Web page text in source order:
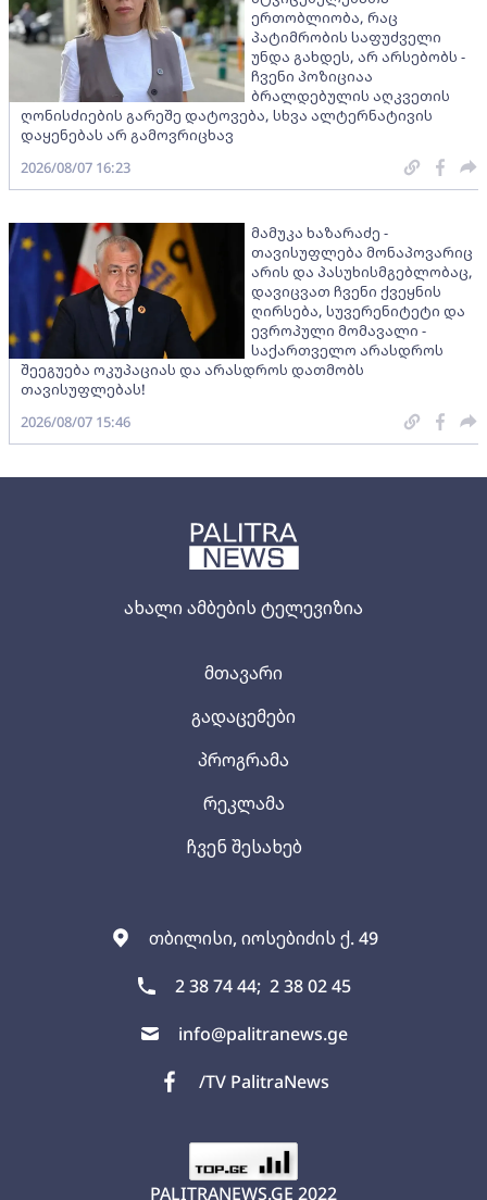
ახალი ამბების ტელევიზია
თბილისი, იოსებიძის ქ. 49
2 38 74 44; 2 38 02 45
info@palitranews.ge
/TV PalitraNews
მთავარი
გადაცემები
პროგრამა
რეკლამა
ჩვენ შესახებ
PALITRANEWS.GE 2022
ერთობლიობა, რაც
პატიმრობის საფუძველი
უნდა გახდეს, არ არსებობს -
ჩვენი პოზიციაა
ბრალდებულის აღკვეთის
ღონისძიების გარეშე დატოვება, სხვა ალტერნატივის
დაყენებას არ გამოვრიცხავ
2026/08/07 16:23
მამუკა ხაზარაძე -
თავისუფლება მონაპოვარიც
არის და პასუხისმგებლობაც,
დავიცვათ ჩვენი ქვეყნის
ღირსება, სუვერენიტეტი და
ევროპული მომავალი -
საქართველო არასდროს
შეეგუება ოკუპაციას და არასდროს დათმობს
თავისუფლებას!
2026/08/07 15:46